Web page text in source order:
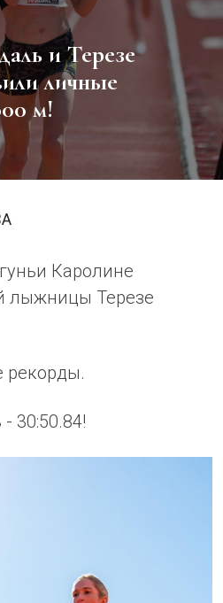
личные
м!
Каролине
лыжницы Терезе
рекорды.
30:50.84!